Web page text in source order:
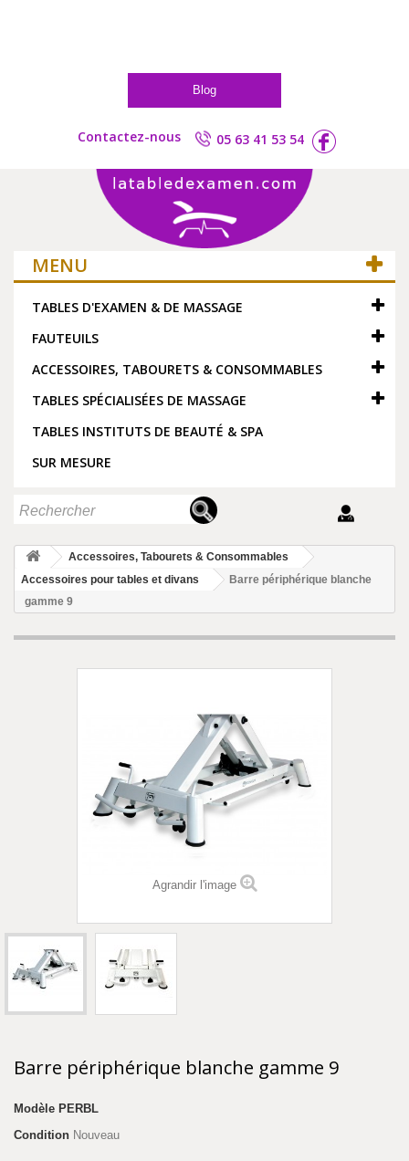
Blog
Contactez-nous 05 63 41 53 54
MENU
TABLES D'EXAMEN & DE MASSAGE
FAUTEUILS
ACCESSOIRES, TABOURETS & CONSOMMABLES
TABLES SPÉCIALISÉES DE MASSAGE
TABLES INSTITUTS DE BEAUTÉ & SPA
SUR MESURE
Accessoires, Tabourets & Consommables
Accessoires pour tables et divans
Barre périphérique blanche
gamme 9
Agrandir l'image
Barre périphérique blanche gamme 9
Modèle PERBL
Condition Nouveau